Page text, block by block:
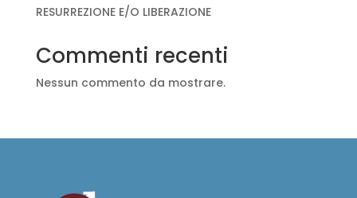
RESURREZIONE E/O LIBERAZIONE
Commenti recenti
Nessun commento da mostrare.